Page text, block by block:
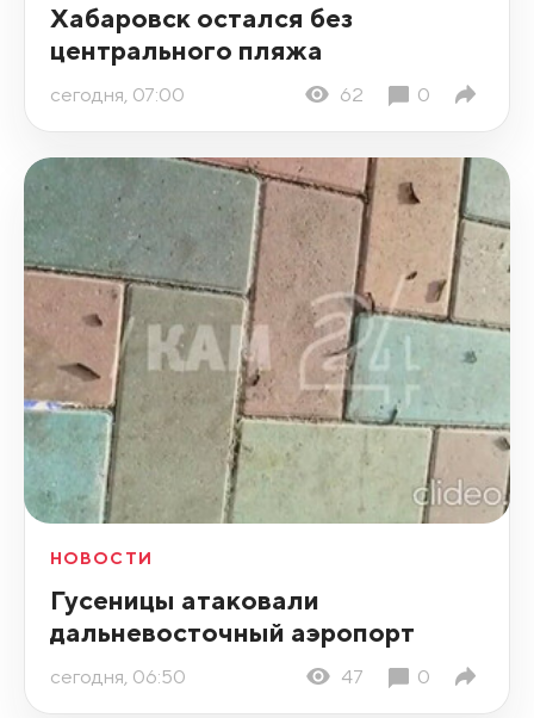
Хабаровск остался без
центрального пляжа
сегодня, 07:00 62 0
НОВОСТИ
Гусеницы атаковали
дальневосточный аэропорт
сегодня, 06:50 47 0